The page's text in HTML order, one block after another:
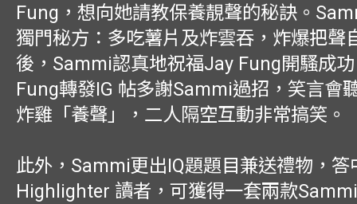
Fung，想向她請教保養靚聲的秘訣。
獨門秘方：多吃薯片及炸雲吞，炸爆把聲
後，Sammi認真地祝福Jay Fung開騷成
Fung轉發IG 帖多謝Sammi過招，笑言會
炸雞「養聲」，二人隔空互動非常搞笑。
此外，Sammi更出IQ題題目兼送禮物，答
Highlighter 讀者，可獲得一套兩款